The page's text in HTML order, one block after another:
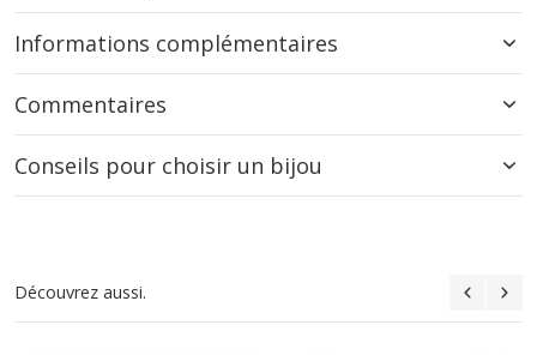
Informations complémentaires
Commentaires
Conseils pour choisir un bijou
Découvrez aussi.